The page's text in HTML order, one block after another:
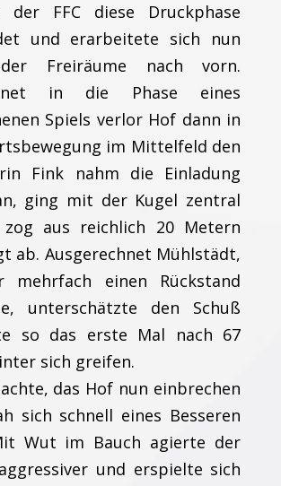
der FFC diese Druckphase
und erarbeitete sich nun
Freiräume nach vorn.
in die Phase eines
Spiels verlor Hof dann in
im Mittelfeld den
Fink nahm die Einladung
ging mit der Kugel zentral
aus reichlich 20 Metern
ab. Ausgerechnet Mühlstädt,
mehrfach einen Rückstand
unterschätzte den Schuß
so das erste Mal nach 67
sich greifen.
das Hof nun einbrechen
sich schnell eines Besseren
Wut im Bauch agierte der
und erspielte sich